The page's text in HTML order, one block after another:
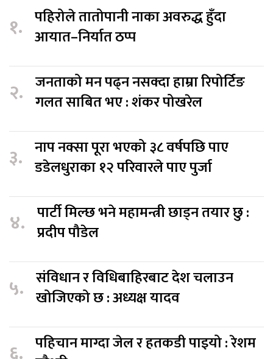
१. पहिरोले तातोपानी नाका अवरुद्ध हुँदा
आयात–निर्यात ठप्प
२. जनताको मन पढ्न नसक्दा हाम्रा रिपोर्टिङ
गलत साबित भए : शंकर पोखरेल
३. नाप नक्सा पूरा भएको ३८ वर्षपछि पाए
डडेलधुराका १२ परिवारले पाए पुर्जा
४. पार्टी मिल्छ भने महामन्त्री छाड्न तयार छु :
प्रदीप पौडेल
५. संविधान र विधिबाहिरबाट देश चलाउन
खोजिएको छ : अध्यक्ष यादव
पहिचान माग्दा जेल र हतकडी पाइयो : रेशम